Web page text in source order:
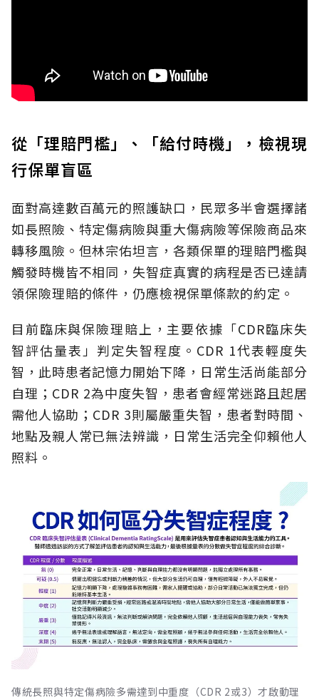
從「理賠門檻」、「給付時機」，檢視現
行保單盲區
面對高達數百萬元的照護缺口，民眾多半會選擇諸
如長照險、特定傷病險與重大傷病險等保險商品來
轉移風險。但林宗佑坦言，各類保單的理賠門檻與
觸發時機皆不相同，失智症真實的病程是否已達請
領保險理賠的條件，仍應檢視保單條款的約定。
目前臨床與保險理賠上，主要依據「CDR臨床失
智評估量表」判定失智程度。CDR 1代表輕度失
智，此時患者記憶力開始下降，日常生活尚能部分
自理；CDR 2為中度失智，患者會經常迷路且起居
需他人協助；CDR 3則屬嚴重失智，患者對時間、
地點及親人常已無法辨識，日常生活完全仰賴他人
照料。
傳統長照與特定傷病險多需達到中重度（CDR 2或3）才啟動理